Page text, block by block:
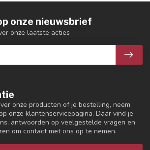
onze producten of je bestelling, neem
onze klantenservicepagina. Daar vind je
antwoorden op veelgestelde vragen en
om contact met ons op te nemen.
onze nieuwsbrief
onze laatste acties